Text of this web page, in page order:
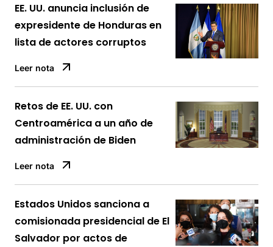
EE. UU. anuncia inclusión de
expresidente de Honduras en
lista de actores corruptos
Leer nota
Retos de EE. UU. con
Centroamérica a un año de
administración de Biden
Leer nota
Estados Unidos sanciona a
comisionada presidencial de El
Salvador por actos de